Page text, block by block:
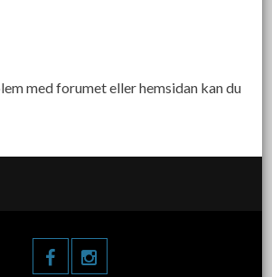
med forumet eller hemsidan kan du